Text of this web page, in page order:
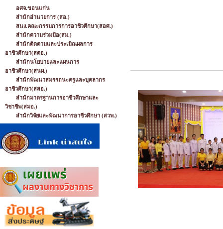
อศจ.ขอนแก่น
สำนักอำนวยการ (สอ.)
สนง.คณะกรรมการการอาชีวศึกษา(สอศ.)
สำนักความร่วมมือ(สม.)
สำนักติดตามและประเมิณผลการ
อาชีวศึกษา(สตอ.)
สำนักนโยบายและแผนการ
อาชีวศึกษา(สนผ.)
สำนักพัฒนาสมรรถนะครูและบุคลากร
อาชีวศึกษา(สสอ.)
สำนักมาตรฐานการอาชีวศึกษาและ
วิชาชีพ(สมอ.)
สำนักวิจัยและพัฒนาการอาชีวศึกษา (สวพ.)